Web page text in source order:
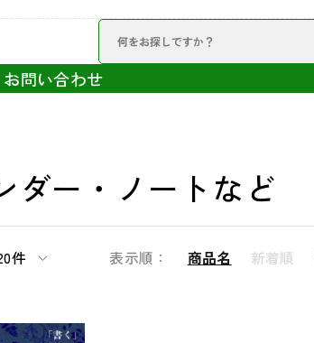
お問い合わせ
ダー・ノートなど
件 表示順： 商品名 新着順